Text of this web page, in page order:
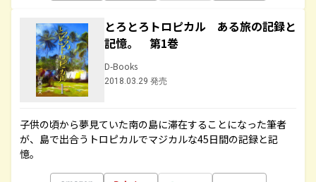
とろとろトロピカル ある旅の記録と
記憶。 第1巻
D-Books
2018.03.29 発売
子供の頃から夢見ていた南の島に滞在することになった筆者
が、島で出合うトロピカルでマジカルな45日間の記録と記
憶。